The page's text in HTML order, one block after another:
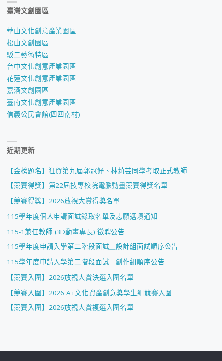
臺灣文創園區
華山文化創意產業園區
松山文創園區
駁二藝術特區
台中文化創意產業園區
花蓮文化創意產業園區
嘉酒文創園區
臺南文化創意產業園區
信義公民會館(四四南村)
近期更新
【金榜題名】狂賀第九屆郭冠妤、林莉芸同學考取正式教師
【競賽得獎】第22屆技專校院電腦動畫競賽得獎名單
【競賽得獎】2026放視大賞得獎名單
115學年度個人申請面試錄取名單及志願選填通知
115-1兼任教師 (3D動畫專長) 徵聘公告
115學年度申請入學第二階段面試＿設計組面試順序公告
115學年度申請入學第二階段面試＿創作組順序公告
【競賽入圍】2026放視大賞決選入圍名單
【競賽入圍】2026 A+文化資產創意獎學生組競賽入圍
【競賽入圍】2026放視大賞複選入圍名單